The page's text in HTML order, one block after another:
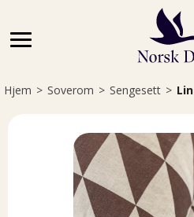
Hjem>Soverom>Sengesett>Lin